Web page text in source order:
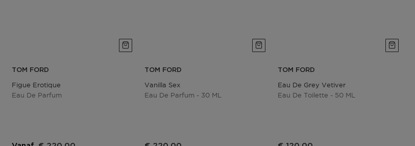
TOM FORD
Figue Erotique
Eau De Parfum
TOM FORD
Vanilla Sex
Eau De Parfum - 30 ML
TOM FORD
Eau De Grey Vetiver
Eau De Toilette - 50 ML